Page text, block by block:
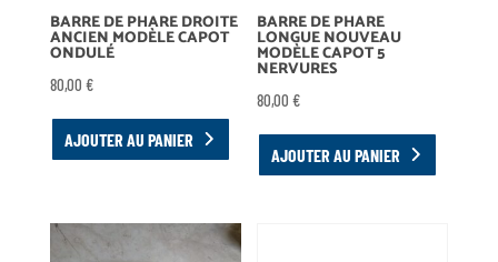
BARRE DE PHARE DROITE
ANCIEN MODÈLE CAPOT
ONDULÉ
80,00 €
AJOUTER AU PANIER
BARRE DE PHARE
LONGUE NOUVEAU
MODÈLE CAPOT 5
NERVURES
80,00€
AJOUTER AU PANIER